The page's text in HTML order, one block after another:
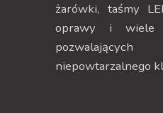
żarówki, taśmy
oprawy i wiele
niepowtarzalnego